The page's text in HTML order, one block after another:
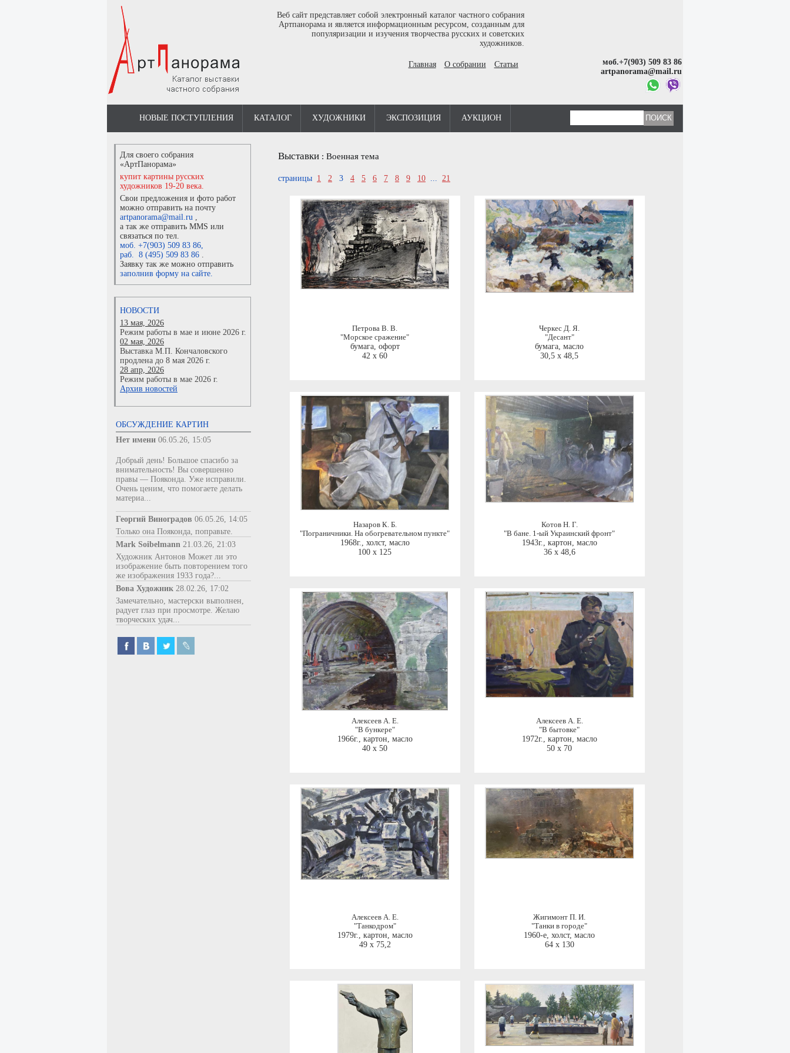
Веб сайт представляет собой электронный каталог частного собрания
Артпанорама и является информационным ресурсом, созданным для
популяризации и изучения творчества русских и советских
художников.
Главная О собрании Статьи
моб.+7(903) 509 83 86
artpanorama@mail.ru
НОВЫЕ ПОСТУПЛЕНИЯ КАТАЛОГ ХУДОЖНИКИ ЭКСПОЗИЦИЯ АУКЦИОН
Для своего собрания
«АртПанорама»
купит картины русских
художников 19-20 века.
Свои предложения и фото работ
можно отправить на почту
artpanorama@mail.ru ,
а так же отправить MMS или
связаться по тел.
моб. +7(903) 509 83 86,
раб. 8 (495) 509 83 86 .
Заявку так же можно отправить
заполнив форму на сайте.
НОВОСТИ
13 мая, 2026
Режим работы в мае и июне 2026 г.
02 мая, 2026
Выставка М.П. Кончаловского
продлена до 8 мая 2026 г.
28 апр, 2026
Режим работы в мае 2026 г.
Архив новостей
ОБСУЖДЕНИЕ КАРТИН
Нет имени 06.05.26, 15:05
Добрый день! Большое спасибо за
внимательность! Вы совершенно
правы — Пояконда. Уже исправили.
Очень ценим, что помогаете делать
материа...
Георгий Виноградов 06.05.26, 14:05
Только она Пояконда, поправьте.
Mark Soibelmann 21.03.26, 21:03
Художник Антонов Может ли это
изображение быть повторением того
же изображения 1933 года?...
Вова Художник 28.02.26, 17:02
Замечательно, мастерски выполнен,
радует глаз при просмотре. Желаю
творческих удач...
Выставки : Военная тема
страницы 1 2 3 4 5 6 7 8 9 10 ... 21
Петрова В. В.
"Морское сражение"
бумага, офорт
42 x 60
Черкес Д. Я.
"Десант"
бумага, масло
30,5 x 48,5
Назаров К. Б.
"Пограничники. На обогревательном пункте"
1968г., холст, масло
100 x 125
Котов Н. Г.
"В бане. 1-ый Украинский фронт"
1943г., картон, масло
36 x 48,6
Алексеев А. Е.
"В бункере"
1966г., картон, масло
40 x 50
Алексеев А. Е.
"В бытовке"
1972г., картон, масло
50 x 70
Алексеев А. Е.
"Танкодром"
1979г., картон, масло
49 x 75,2
Жигимонт П. И.
"Танки в городе"
1960-е, холст, масло
64 x 130